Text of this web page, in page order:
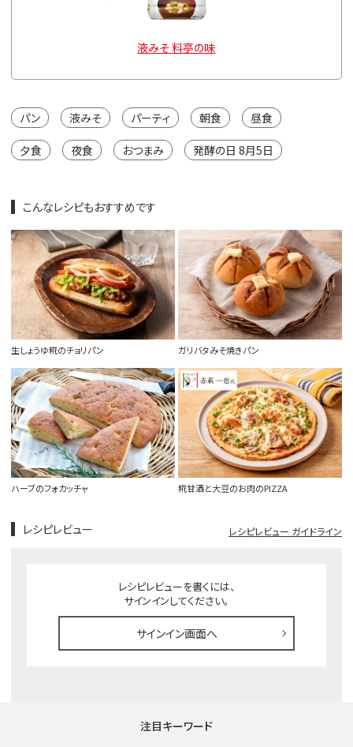
液みそ 料亭の味
パン 液みそ パーティ 朝食 昼食
夕食 夜食 おつまみ 発酵の日 8月5日
こんなレシピもおすすめです
生しょうゆ糀のチョリパン ガリバタみそ焼きパン
ハーブのフォカッチャ 糀甘酒と大豆のお肉のPIZZA
レシピレビュー レシピレビュー ガイドライン
レシピレビューを書くには、
サインインしてください。
サインイン画面へ
注目キーワード